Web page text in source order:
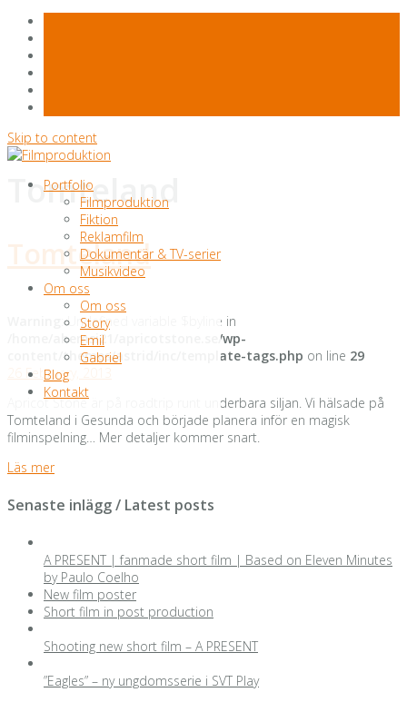
Skip to content
Portfolio
Filmproduktion
Fiktion
Reklamfilm
Dokumentär & TV-serier
Musikvideo
Om oss
Om oss
Story
Emil
Gabriel
Blog
Kontakt
Tomteland
Tomteland
: Undefined variable $byline in
/home/ahemsi21/apricotstone.se/wp-
content/themes/astrid/inc/template-tags.php on line 29
26 February, 2013
Apricot Stone är på roadtrip runt underbara siljan. Vi hälsade på
Tomteland i Gesunda och började planera inför en magisk
filminspelning… Mer detaljer kommer snart.
Läs mer
Senaste inlägg / Latest posts
A PRESENT | fanmade short film | Based on Eleven Minutes
by Paulo Coelho
New film poster
Short film in post production
Shooting new short film – A PRESENT
”Eagles” – ny ungdomsserie i SVT Play